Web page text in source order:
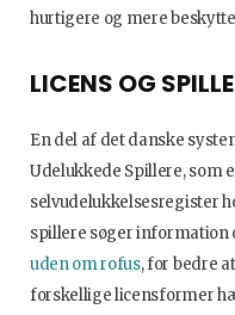
hurtigere og mere
LICENS OG
En del af det danske
Udelukkede Spillere, som
selvudelukkelsesregister
spillere søger information
uden om rofus, for bedre
forskellige licensformer